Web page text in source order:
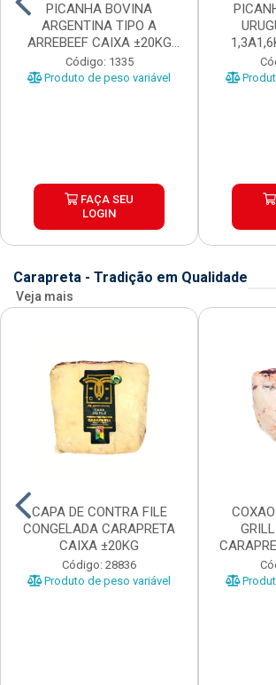
PICANHA BOVINA
ARGENTINA TIPO A
ARREBEEF CAIXA ±20KG
PEÇAS 1...
Código: 1335
Produto de peso variável
FAÇA SEU
LOGIN
Carapreta - Tradição em Qualidade
Veja mais
CAPA DE CONTRA FILE
CONGELADA CARAPRETA
CAIXA ±20KG
Código: 28836
Produto de peso variável